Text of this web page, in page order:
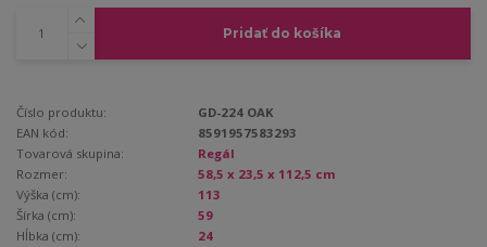
Pridať do košíka
Číslo produktu:
GD-224 OAK
EAN kód:
8591957583293
Tovarová skupina:
Regál
Rozmer:
58,5 x 23,5 x 112,5 cm
Výška (cm):
113
Šírka (cm):
59
Hĺbka (cm):
24